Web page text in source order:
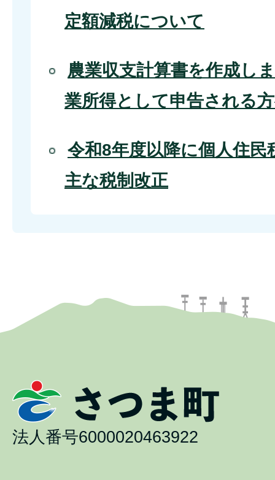
定額減税について
農業収支計算書を作成し
業所得として申告される
令和8年度以降に個人住
主な税制改正
法人番号6000020463922